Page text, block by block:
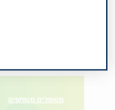
מטופלים משתפים